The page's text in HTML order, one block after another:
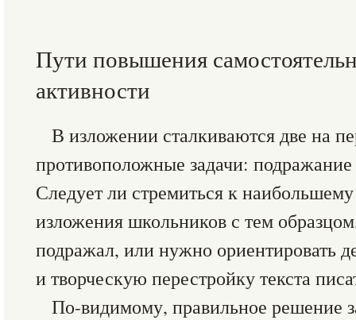
Пути повышения
активности
В изложении сталкиваются две на
противоположные задачи: подражание
Следует ли стремиться к наибольшему
изложения школьников с тем
подражал, или нужно ориентировать
и творческую перестройку текста
По-видимому, правильное решение